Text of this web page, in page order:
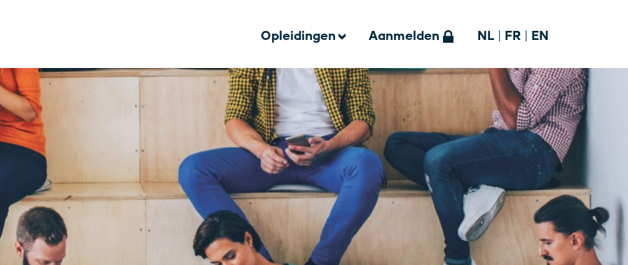
Opleidingen Aanmelden NL FR EN